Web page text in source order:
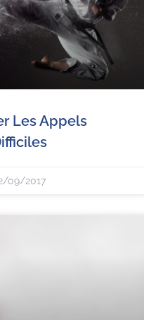
Les Appels
09/2017